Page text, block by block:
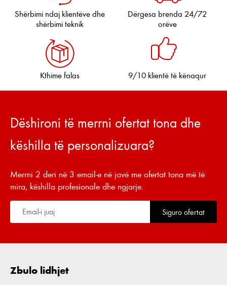
Shërbimi ndaj klientëve dhe
shërbimi teknik
Dërgesa brenda 24/72
orëve
Kthime falas 9/10 klientë të kënaqur
Dëshironi të merrni ofertat tona dhe
këshilla të personalizuara?
Merrni 2 deri në 3 email-e në javë me ofertat tona më të
mira, këshilla profesionale dhe ngjarje.
Siguro ofertat
Zbulo lidhjet